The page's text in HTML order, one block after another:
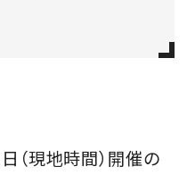
（現地時間）開催の